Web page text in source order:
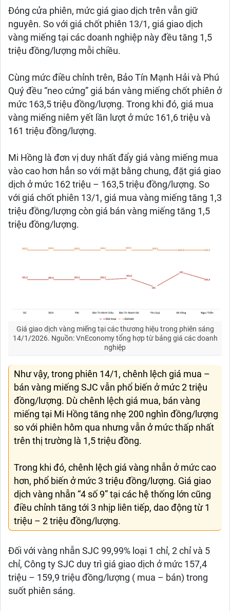
Đóng cửa phiên, mức giá giao dịch trên vẫn giữ
nguyên. So với giá chốt phiên 13/1, giá giao dịch
vàng miếng tại các doanh nghiệp này đều tăng 1,5
triệu đồng/lượng mỗi chiều.
Cùng mức điều chỉnh trên, Bảo Tín Mạnh Hải và Phú
Quý đều “neo cứng” giá bán vàng miếng chốt phiên ở
mức 163,5 triệu đồng/lượng. Trong khi đó, giá mua
vàng miếng niêm yết lần lượt ở mức 161,6 triệu và
161 triệu đồng/lượng.
Mi Hồng là đơn vị duy nhất đẩy giá vàng miếng mua
vào cao hơn hẳn so với mặt bằng chung, đặt giá giao
dịch ở mức 162 triệu – 163,5 triệu đồng/lượng. So
với giá chốt phiên 13/1, giá mua vàng miếng tăng 1,3
triệu đồng/lượng còn giá bán vàng miếng tăng 1,5
triệu đồng/lượng.
Giá giao dịch vàng miếng tại các thương hiệu trong phiên sáng
14/1/2026. Nguồn: VnEconomy tổng hợp từ bảng giá các doanh
nghiệp
Như vậy, trong phiên 14/1, chênh lệch giá mua –
bán vàng miếng SJC vẫn phổ biến ở mức 2 triệu
đồng/lượng. Dù chênh lệch giá mua, bán vàng
miếng tại Mi Hồng tăng nhẹ 200 nghìn đồng/lượng
so với phiên hôm qua nhưng vẫn ở mức thấp nhất
trên thị trường là 1,5 triệu đồng.
Trong khi đó, chênh lệch giá vàng nhẫn ở mức cao
hơn, phổ biến ở mức 3 triệu đồng/lượng. Giá giao
dịch vàng nhẫn “4 số 9” tại các hệ thống lớn cũng
điều chỉnh tăng tới 3 nhịp liên tiếp, dao động từ 1
triệu – 2 triệu đồng/lượng.
Đối với vàng nhẫn SJC 99,99% loại 1 chỉ, 2 chỉ và 5
chỉ, Công ty SJC duy trì giá giao dịch ở mức 157,4
triệu – 159,9 triệu đồng/lượng ( mua – bán) trong
suốt phiên sáng.